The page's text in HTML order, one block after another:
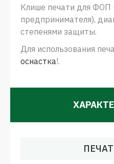
Клише печати для ФОП
предпринимателя),
степенями защиты.
Для использования
оснастка!.